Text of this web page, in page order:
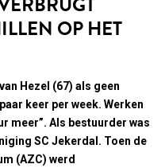
OP HET
Hezel (67) als geen
keer per week. Werken
meer”. Als bestuurder was
SC Jekerdal. Toen de
(AZC) werd